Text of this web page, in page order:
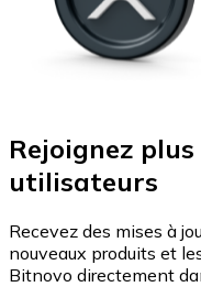
Rejoignez
utilisateurs
Recevez des mises à
nouveaux produits et
Bitnovo directement